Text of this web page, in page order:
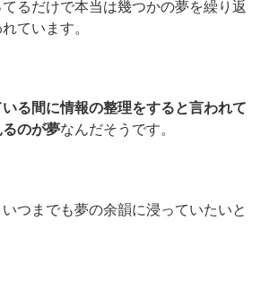
るだけで本当は幾つかの夢を繰り返
ています。
る間に情報の整理をすると言われて
のが夢なんだそうです。
つまでも夢の余韻に浸っていたいと